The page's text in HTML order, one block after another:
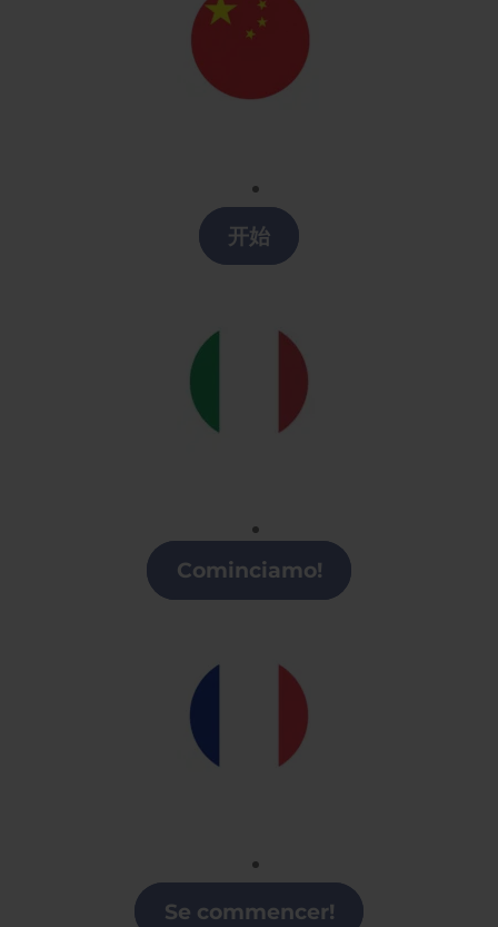
Clases chino en A Coruña
开始
Clases de italiano en A Coruña
Cominciamo!
Clases de Francés en A Coruña
Se commencer!